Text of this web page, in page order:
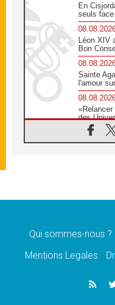
En
seuls
Léon XIV
Bon
Sainte
l'amour
des
Signis
07.08.2026
de
«La paix
le cardinal
Qui sommes-nous ?
Mentions Legales